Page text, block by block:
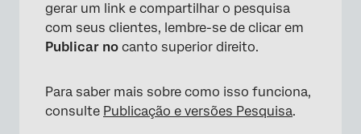
gerar um link e compartilhar o pesquisa
com seus clientes, lembre-se de clicar em
Publicar no canto superior direito.
Para saber mais sobre como isso funciona,
consulte Publicação e versões Pesquisa.